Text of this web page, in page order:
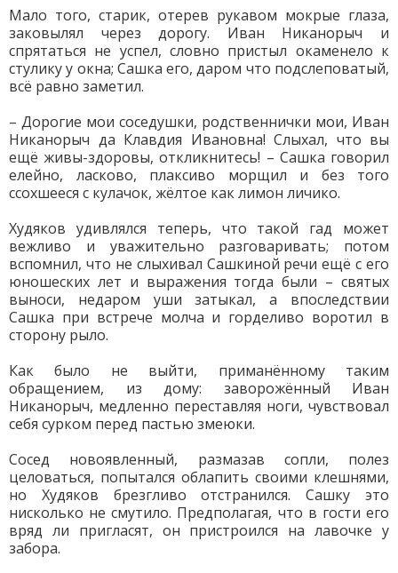
Мало того, старик, отерев рукавом мокрые глаза,
заковылял через дорогу. Иван Никанорыч и
спрятаться не успел, словно пристыл окаменело к
стулику у окна; Сашка его, даром что подслеповатый,
всё равно заметил.
– Дорогие мои соседушки, родственнички мои, Иван
Никанорыч да Клавдия Ивановна! Слыхал, что вы
ещё живы-здоровы, откликнитесь! – Сашка говорил
елейно, ласково, плаксиво морщил и без того
ссохшееся с кулачок, жёлтое как лимон личико.
Худяков удивлялся теперь, что такой гад может
вежливо и уважительно разговаривать; потом
вспомнил, что не слыхивал Сашкиной речи ещё с его
юношеских лет и выражения тогда были – святых
выноси, недаром уши затыкал, а впоследствии
Сашка при встрече молча и горделиво воротил в
сторону рыло.
Как было не выйти, приманённому таким
обращением, из дому: заворожённый Иван
Никанорыч, медленно переставляя ноги, чувствовал
себя сурком перед пастью змеюки.
Сосед новоявленный, размазав сопли, полез
целоваться, попытался облапить своими клешнями,
но Худяков брезгливо отстранился. Сашку это
нисколько не смутило. Предполагая, что в гости его
вряд ли пригласят, он пристроился на лавочке у
забора.